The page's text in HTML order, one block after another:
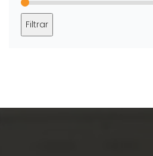
Filtrar